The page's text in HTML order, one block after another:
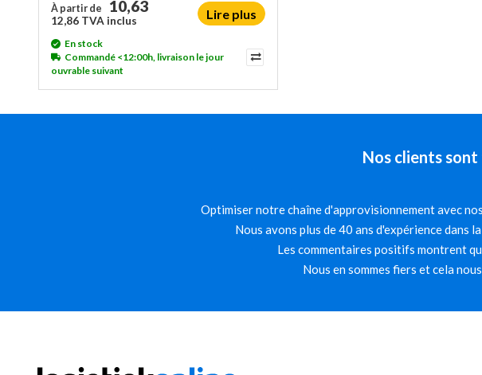
À partir de 10,63
12,86 TVA inclus Lire plus
En stock
Commandé <12:00h, livraison le jour
ouvrable suivant
Nos clients
Optimiser notre chaîne d'approvisionnement avec
Nous avons plus de 40 ans d'expérience
Les commentaires positifs montrent
Nous en sommes fiers et cela